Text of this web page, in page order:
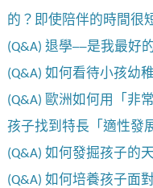
的？即使陪伴的時間很
(Q&A) 退學──是我最好
(Q&A) 如何看待小孩幼
(Q&A) 歐洲如何用「非
孩子找到特長「適性發
(Q&A) 如何發掘孩子的
(Q&A) 如何培養孩子面